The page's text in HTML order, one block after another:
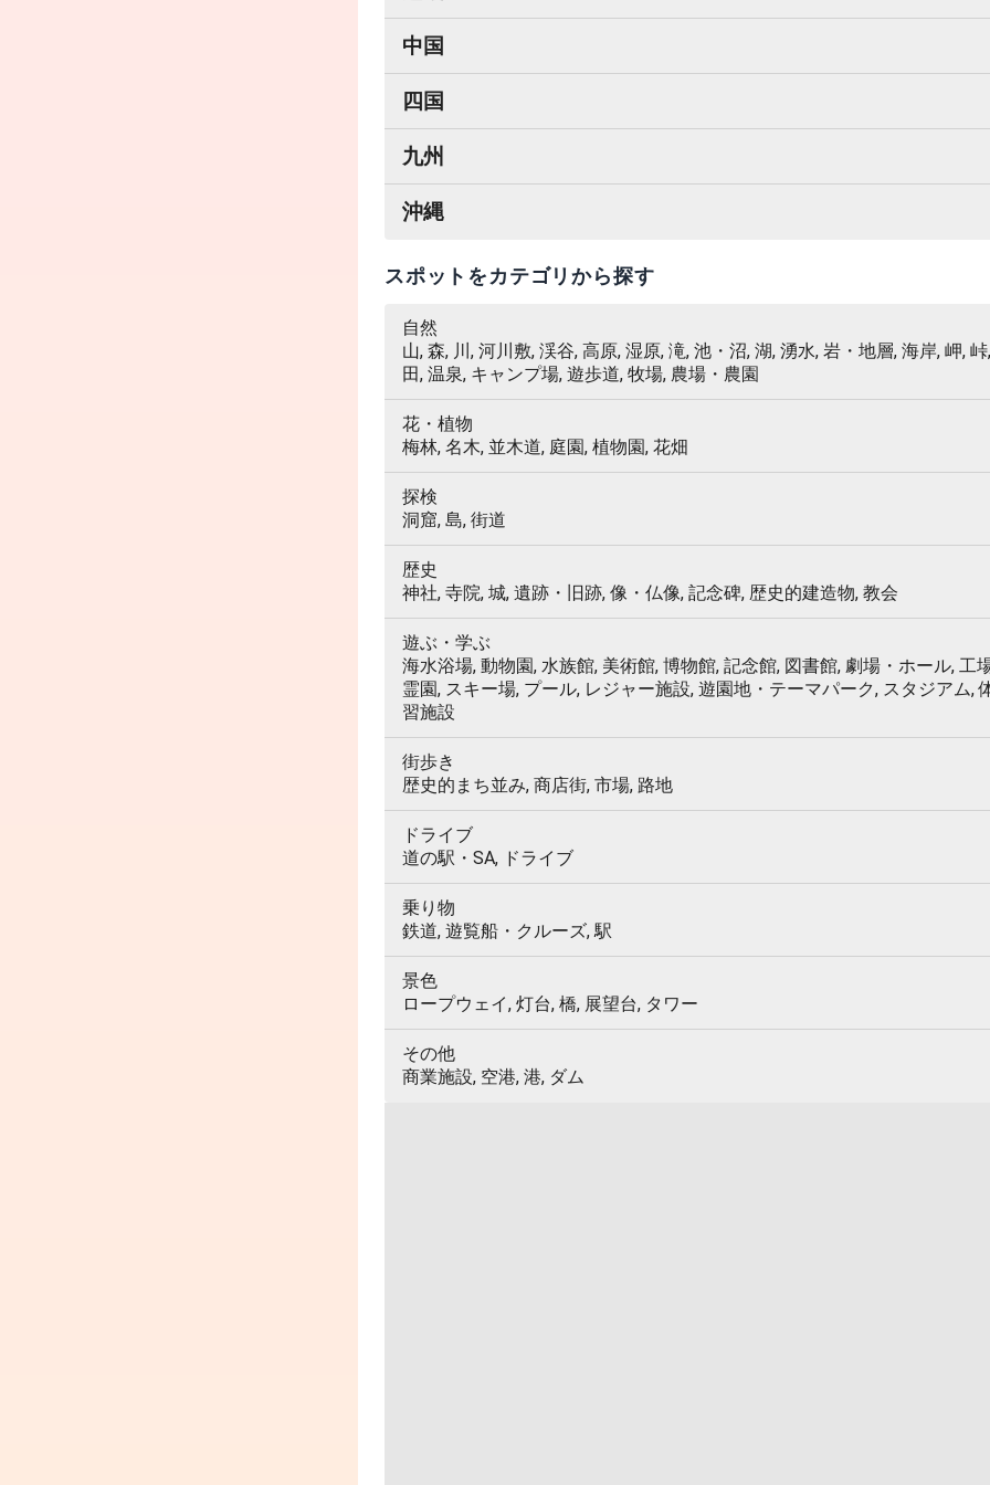
中国
四国
九州
沖縄
スポットをカテゴリから探す
自然
山, 森, 川, 河川敷, 渓谷, 高原, 湿原, 滝, 池・沼, 湖, 湧水, 岩・地層, 海岸, 岬,
田, 温泉, キャンプ場, 遊歩道, 牧場, 農場・農園
花・植物
梅林, 名木, 並木道, 庭園, 植物園, 花畑
探検
洞窟, 島, 街道
歴史
神社, 寺院, 城, 遺跡・旧跡, 像・仏像, 記念碑, 歴史的建造物, 教会
遊ぶ・学ぶ
海水浴場, 動物園, 水族館, 美術館, 博物館, 記念館, 図書館, 劇場・ホール, 工
霊園, スキー場, プール, レジャー施設, 遊園地・テーマパーク, スタジアム,
習施設
街歩き
歴史的まち並み, 商店街, 市場, 路地
ドライブ
道の駅・SA, ドライブ
乗り物
鉄道, 遊覧船・クルーズ, 駅
景色
ロープウェイ, 灯台, 橋, 展望台, タワー
その他
商業施設, 空港, 港, ダム